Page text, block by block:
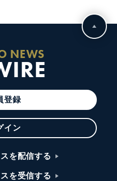
NEWS
登録
イン
を配信する
を受信する